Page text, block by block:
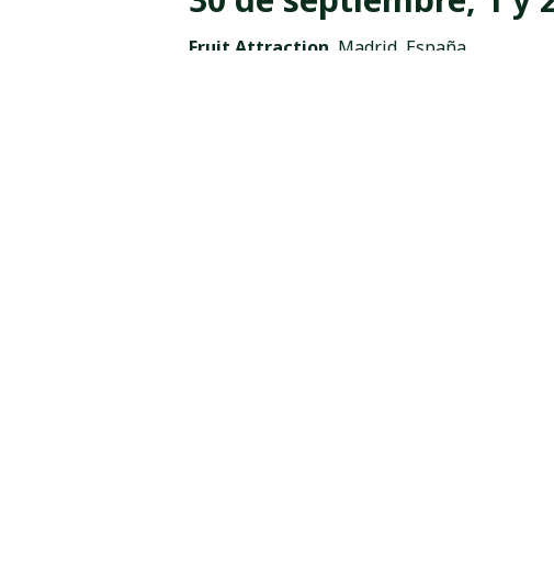
Fruit Attraction , Madrid, España